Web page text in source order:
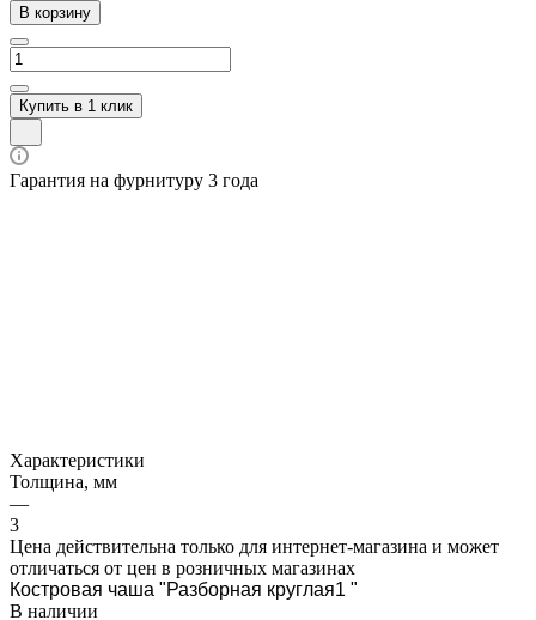
В корзину
Купить в 1 клик
Гарантия на фурнитуру 3 года
Характеристики
Толщина, мм
—
3
Цена действительна только для интернет-магазина и может
отличаться от цен в розничных магазинах
Костровая чаша "Разборная круглая1 "
В наличии